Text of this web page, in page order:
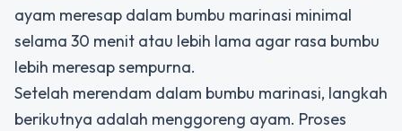
ayam meresap dalam bumbu marinasi minimal
selama 30 menit atau lebih lama agar rasa bumbu
lebih meresap sempurna.
Setelah merendam dalam bumbu marinasi, langkah
berikutnya adalah menggoreng ayam. Proses